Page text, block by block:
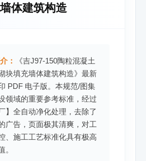
体建筑构造
：
《吉J97-150陶粒混凝土
块填充墙体建筑构造》最新
PDF 电子版。本规范/图集
领域的重要参考标准，经过
】全自动净化处理，去除了
广告，页面极其清爽，对工
、施工工艺标准化具有极高
。